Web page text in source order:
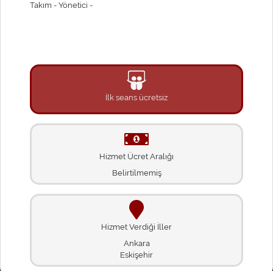
Takım - Yönetici -
İlk seans ücretsiz
Hizmet Ücret Aralığı
Belirtilmemiş
Hizmet Verdiği İller
Ankara
Eskişehir